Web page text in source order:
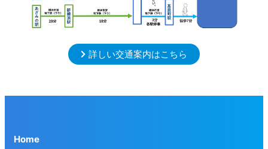
詳しい交通案内はこちら
Home